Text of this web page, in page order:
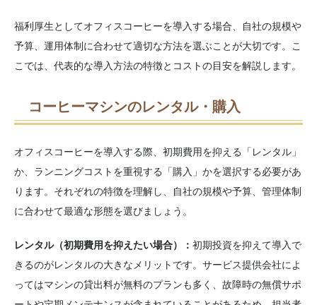
福利厚生としてオフィスコーヒーを導入する場合、自社の規模や
予算、運用体制に合わせて適切な方法を選ぶことが大切です。こ
こでは、代表的な導入方法の特徴とコストの目安を解説します。
コーヒーマシンのレンタル・購入
オフィスコーヒーを導入する際、初期費用を抑える「レンタル」
か、ランニングコストを重視する「購入」かを選択する必要があ
ります。それぞれの特徴を理解し、自社の規模や予算、管理体制
に合わせて最適な形態を選びましょう。
レンタル（初期費用を抑えたい場合）： 初期投資を抑えて導入で
きるのがレンタルの大きなメリットです。サービス提供会社によ
ってはマシンの貸出料が無料のプランも多く、故障時の無償サポ